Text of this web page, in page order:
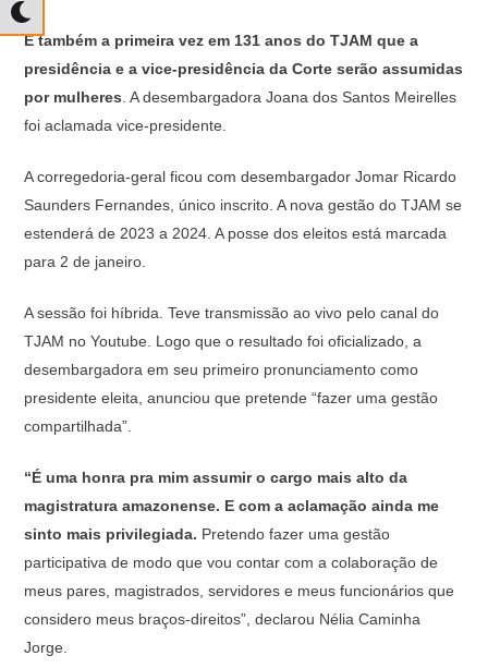
É também a primeira vez em 131 anos do TJAM que a
presidência e a vice-presidência da Corte serão assumidas
por mulheres. A desembargadora Joana dos Santos Meirelles
foi aclamada vice-presidente.
A corregedoria-geral ficou com desembargador Jomar Ricardo
Saunders Fernandes, único inscrito. A nova gestão do TJAM se
estenderá de 2023 a 2024. A posse dos eleitos está marcada
para 2 de janeiro.
A sessão foi híbrida. Teve transmissão ao vivo pelo canal do
TJAM no Youtube. Logo que o resultado foi oficializado, a
desembargadora em seu primeiro pronunciamento como
presidente eleita, anunciou que pretende “fazer uma gestão
compartilhada”.
“É uma honra pra mim assumir o cargo mais alto da
magistratura amazonense. E com a aclamação ainda me
sinto mais privilegiada. Pretendo fazer uma gestão
participativa de modo que vou contar com a colaboração de
meus pares, magistrados, servidores e meus funcionários que
considero meus braços-direitos”, declarou Nélia Caminha
Jorge.